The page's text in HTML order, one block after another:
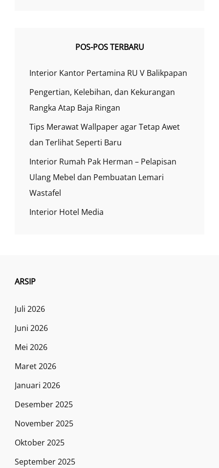
POS-POS TERBARU
Interior Kantor Pertamina RU V Balikpapan
Pengertian, Kelebihan, dan Kekurangan
Rangka Atap Baja Ringan
Tips Merawat Wallpaper agar Tetap Awet
dan Terlihat Seperti Baru
Interior Rumah Pak Herman – Pelapisan
Ulang Mebel dan Pembuatan Lemari
Wastafel
Interior Hotel Media
ARSIP
Juli 2026
Juni 2026
Mei 2026
Maret 2026
Januari 2026
Desember 2025
November 2025
Oktober 2025
September 2025